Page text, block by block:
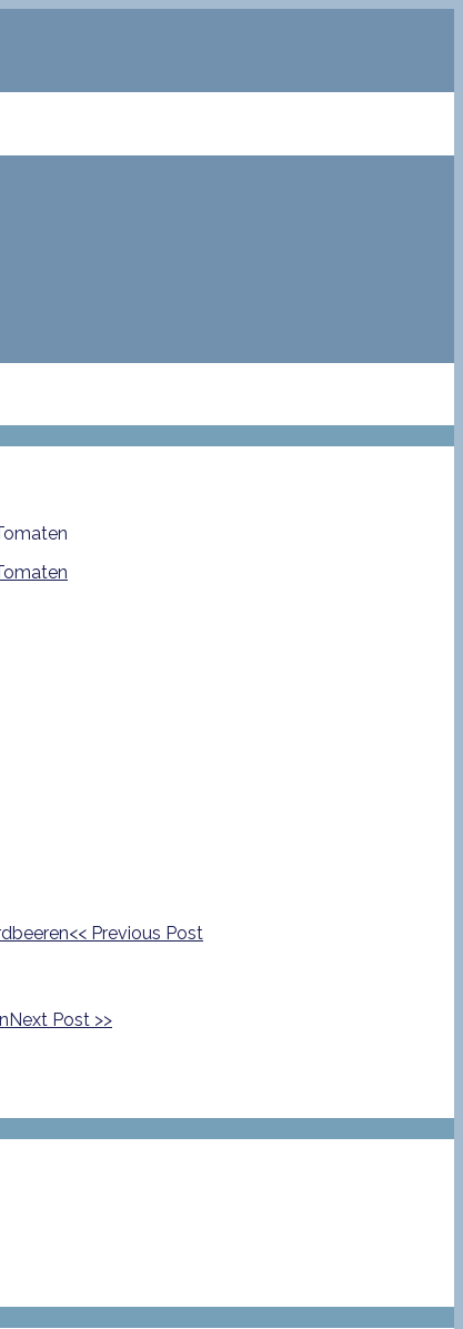
<< Previous Post
Next Post >>